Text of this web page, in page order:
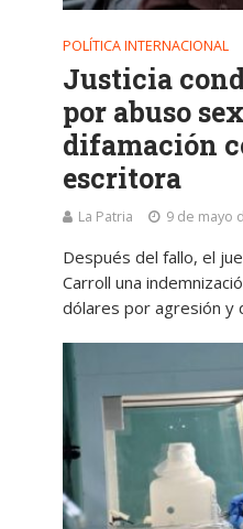
POLÍTICA INTERNACIONAL
Justicia
por abuso
difamación
escritora
La Patria 9 de mayo
Después del fallo, el
Carroll una
dólares por agresión y